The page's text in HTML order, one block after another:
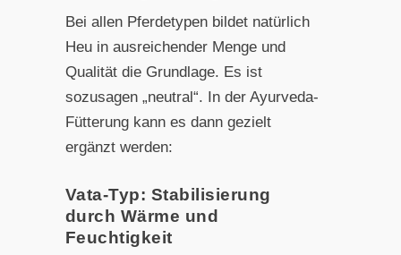
Bei allen Pferdetypen bildet natürlich
Heu in ausreichender Menge und
Qualität die Grundlage. Es ist
sozusagen „neutral“. In der Ayurveda-
Fütterung kann es dann gezielt
ergänzt werden:
Vata-Typ: Stabilisierung
durch Wärme und
Feuchtigkeit